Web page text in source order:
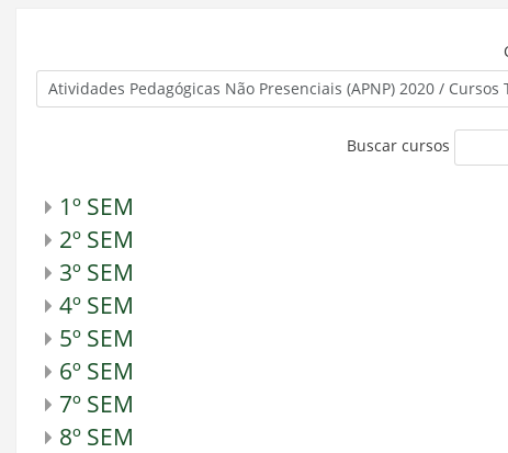
Buscar cursos
1º SEM
2º SEM
3º SEM
4º SEM
5º SEM
6º SEM
7º SEM
8º SEM